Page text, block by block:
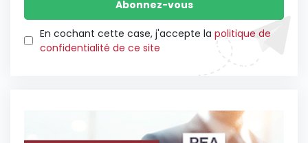
En cochant cette case, j'accepte la politique de
confidentialité de ce site